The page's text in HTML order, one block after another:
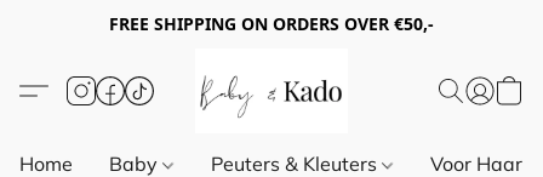
FREE SHIPPING ON ORDERS OVER €50,-
Home Baby Peuters & Kleuters Voor Haar